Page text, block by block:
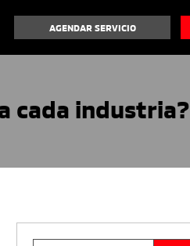
AGENDAR SERVICIO
cada industria?